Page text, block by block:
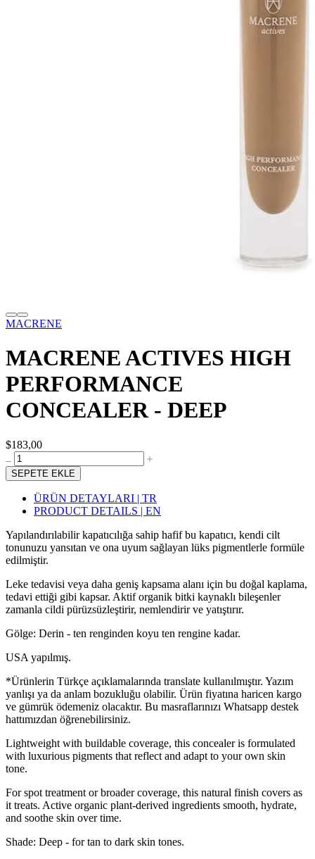
MACRENE
MACRENE ACTIVES HIGH
PERFORMANCE
CONCEALER - DEEP
$183,00
SEPETE EKLE
ÜRÜN DETAYLARI | TR
PRODUCT DETAILS | EN
Yapılandırılabilir kapatıcılığa sahip hafif bu kapatıcı, kendi cilt
tonunuzu yansıtan ve ona uyum sağlayan lüks pigmentlerle formüle
edilmiştir.
Leke tedavisi veya daha geniş kapsama alanı için bu doğal kaplama,
tedavi ettiği gibi kapsar. Aktif organik bitki kaynaklı bileşenler
zamanla cildi pürüzsüzleştirir, nemlendirir ve yatıştırır.
Gölge: Derin - ten renginden koyu ten rengine kadar.
USA yapılmış.
*Ürünlerin Türkçe açıklamalarında translate kullanılmıştır. Yazım
yanlışı ya da anlam bozukluğu olabilir. Ürün fiyatına haricen kargo
ve gümrük ödemeniz olacaktır. Bu masraflarınızı Whatsapp destek
hattımızdan öğrenebilirsiniz.
Lightweight with buildable coverage, this concealer is formulated
with luxurious pigments that reflect and adapt to your own skin
tone.
For spot treatment or broader coverage, this natural finish covers as
it treats. Active organic plant-derived ingredients smooth, hydrate,
and soothe skin over time.
Shade: Deep - for tan to dark skin tones.